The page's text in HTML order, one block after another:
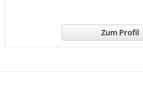
Zum Profil